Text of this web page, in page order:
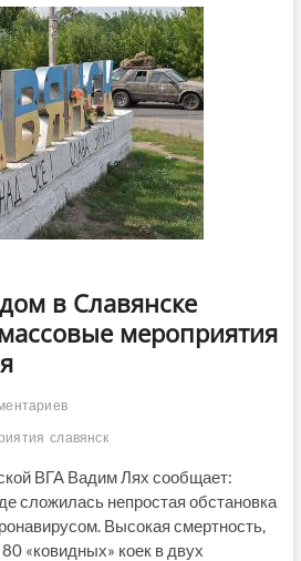
в Славянске
мероприятия
славянск
ВГА Вадим Лях сообщает:
сложилась непростая обстановка
Высокая смертность,
«ковидных» коек в двух